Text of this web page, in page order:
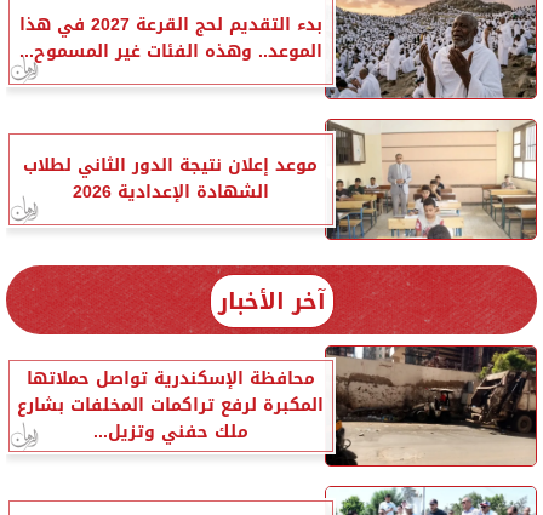
بدء التقديم لحج القرعة 2027 في هذا
الموعد.. وهذه الفئات غير المسموح...
موعد إعلان نتيجة الدور الثاني لطلاب
الشهادة الإعدادية 2026
آخر الأخبار
محافظة الإسكندرية تواصل حملاتها
المكبرة لرفع تراكمات المخلفات بشارع
ملك حفني وتزيل...